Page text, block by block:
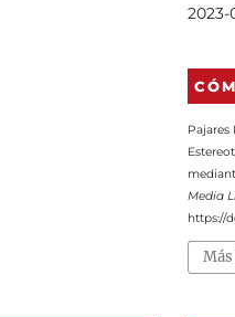
2023-
Pajares
Media
https://